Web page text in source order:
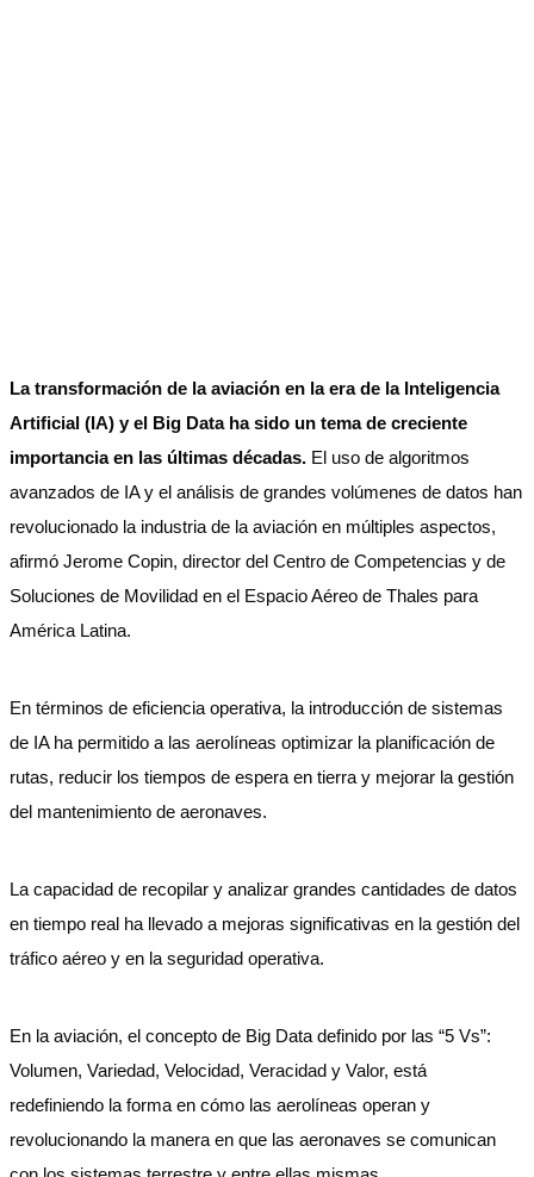
La transformación de la aviación en la era de la Inteligencia
Artificial (IA) y el Big Data ha sido un tema de creciente
importancia en las últimas décadas. El uso de algoritmos
avanzados de IA y el análisis de grandes volúmenes de datos han
revolucionado la industria de la aviación en múltiples aspectos,
afirmó Jerome Copin, director del Centro de Competencias y de
Soluciones de Movilidad en el Espacio Aéreo de Thales para
América Latina.
En términos de eficiencia operativa, la introducción de sistemas
de IA ha permitido a las aerolíneas optimizar la planificación de
rutas, reducir los tiempos de espera en tierra y mejorar la gestión
del mantenimiento de aeronaves.
La capacidad de recopilar y analizar grandes cantidades de datos
en tiempo real ha llevado a mejoras significativas en la gestión del
tráfico aéreo y en la seguridad operativa.
En la aviación, el concepto de Big Data definido por las “5 Vs”:
Volumen, Variedad, Velocidad, Veracidad y Valor, está
redefiniendo la forma en cómo las aerolíneas operan y
revolucionando la manera en que las aeronaves se comunican